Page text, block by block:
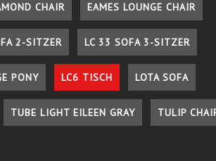
CHAIR EAMES LOUNGE CHAIR
2-SITZER LC 33 SOFA 3-SITZER
PONY LC6 TISCH LOTA SOFA
TUBE LIGHT EILEEN GRAY TULIP